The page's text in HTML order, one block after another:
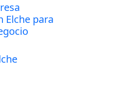
Elche para